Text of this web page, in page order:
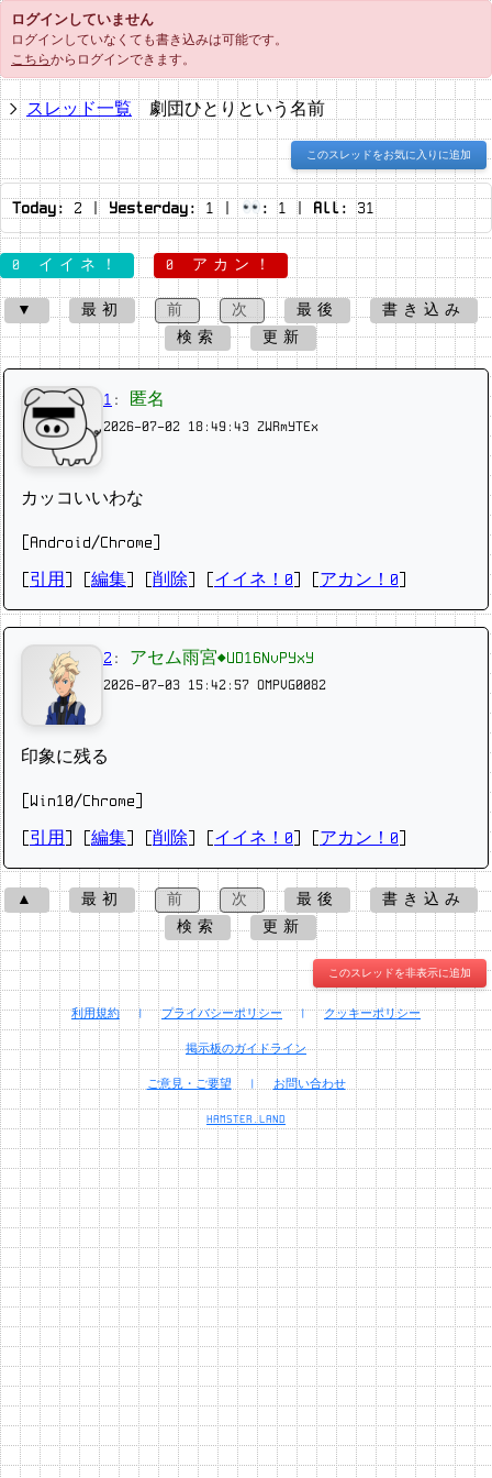
ログインしていません
ログインしていなくても書き込みは可能です。
こちらからログインできます。
スレッド一覧 劇団ひとりという名前
このスレッドをお気に入りに追加
Today: 2 | Yesterday:1 | : 1 | All: 31
0 イイネ！ 0 アカン！
▼ 最初 前 次 最後
書き込み
検索
更新
1 : 匿名
2026-07-02 18:49:43 ZWRmYTEx
カッコいいわな
[Android/Chrome]
引用 編集 削除 イイネ！0 アカン！0
2 : アセム雨宮◆UD16NvPYxY
2026-07-03 15:42:57 OMPVG0082
印象に残る
[Win10/Chrome]
引用 編集 削除 イイネ！0 アカン！0
▲ 最初 前 次 最後
書き込み
検索
更新
このスレッドを非表示に追加
利用規約 | プライバシーポリシー | クッキーポリシー
掲示板のガイドライン
ご意見・ご要望 | お問い合わせ
HAMSTER.LAND